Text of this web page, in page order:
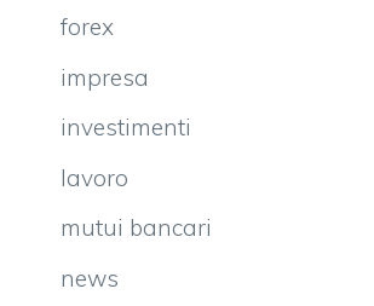
forex
impresa
investimenti
lavoro
mutui bancari
news